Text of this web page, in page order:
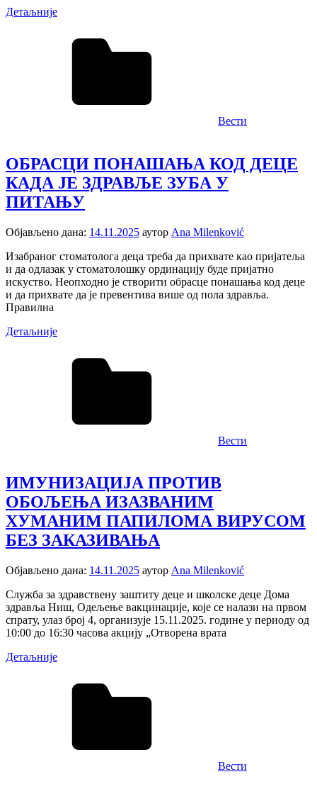
Детаљније
Вести
ОБРАСЦИ ПОНАШАЊА КОД ДЕЦЕ
КАДА ЈЕ ЗДРАВЉЕ ЗУБА У
ПИТАЊУ
Објављено дана: 14.11.2025 аутор Ana Milenković
Изабраног стоматолога деца треба да прихвате као пријатеља
и да одлазак у стоматолошку ординацију буде пријатно
искуство. Неопходно је створити обрасце понашања код деце
и да прихвате да је превентива више од пола здравља.
Правилна
Детаљније
Вести
ИМУНИЗАЦИЈА ПРОТИВ
ОБОЉЕЊА ИЗАЗВАНИМ
ХУМАНИМ ПАПИЛОМА ВИРУСОМ
БЕЗ ЗАКАЗИВАЊА
Објављено дана: 14.11.2025 аутор Ana Milenković
Служба за здравствену заштиту деце и школске деце Дома
здравља Ниш, Одељење вакцинације, које се налази на првом
спрату, улаз број 4, организује 15.11.2025. године у периоду од
10:00 до 16:30 часова акцију „Отворена врата
Детаљније
Вести